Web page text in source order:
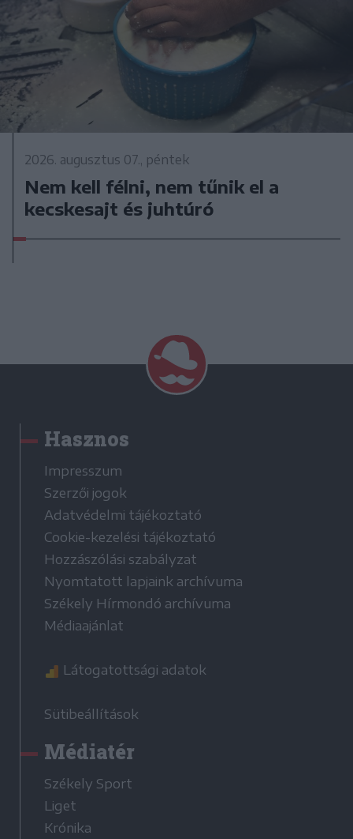
2026. augusztus 07., péntek
Nem kell félni, nem tűnik el a
kecskesajt és juhtúró
Hasznos
Impresszum
Szerzői jogok
Adatvédelmi tájékoztató
Cookie-kezelési tájékoztató
Hozzászólási szabályzat
Nyomtatott lapjaink archívuma
Székely Hírmondó archívuma
Médiaajánlat
Látogatottsági adatok
Sütibeállítások
Médiatér
Székely Sport
Liget
Krónika